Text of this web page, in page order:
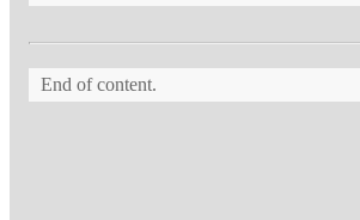
End of content.